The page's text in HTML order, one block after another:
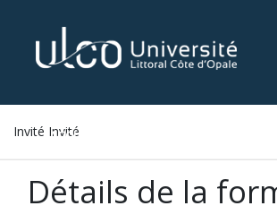
Invité Invité
ACCUEIL
Détails de la